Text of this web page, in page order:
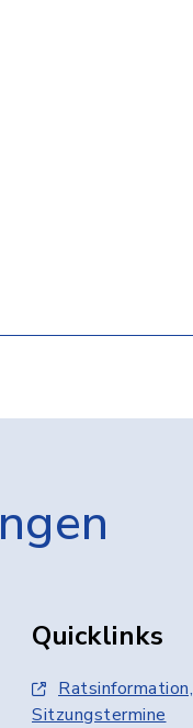
Quicklinks
Ratsinformation,
Sitzungstermine